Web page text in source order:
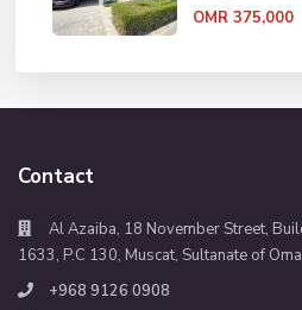
OMR 375,000
Contact
Al Azaiba, 18 November Street,
1633, P.C 130, Muscat, Sultanate of
+968 9126 0908